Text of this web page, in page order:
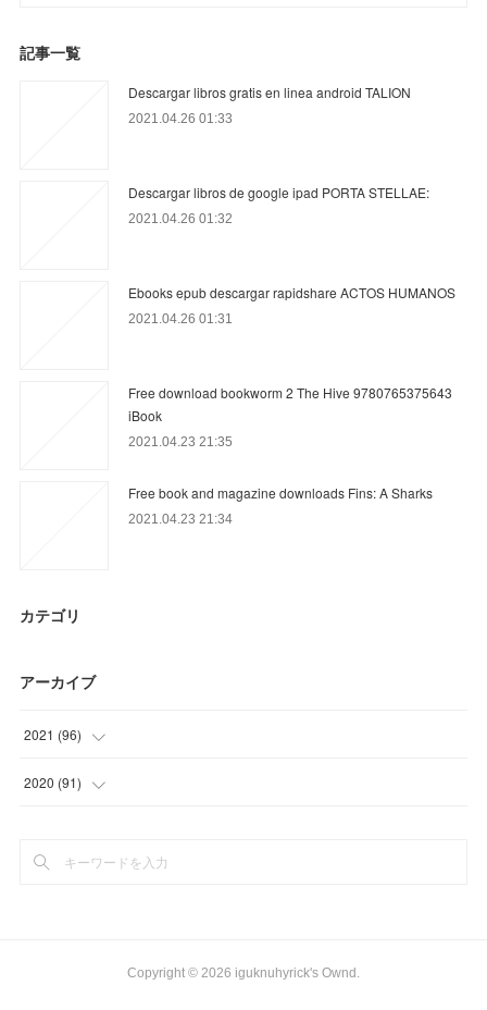
記事一覧
Descargar libros gratis en linea android TALION
2021.04.26 01:33
Descargar libros de google ipad PORTA STELLAE:
2021.04.26 01:32
Ebooks epub descargar rapidshare ACTOS HUMANOS
2021.04.26 01:31
Free download bookworm 2 The Hive 9780765375643
iBook
2021.04.23 21:35
Free book and magazine downloads Fins: A Sharks
2021.04.23 21:34
カテゴリ
アーカイブ
2021 (96)
(27 )
(
2020 (91)
(
Copyright © 2026 iguknuhyrick's Ownd .